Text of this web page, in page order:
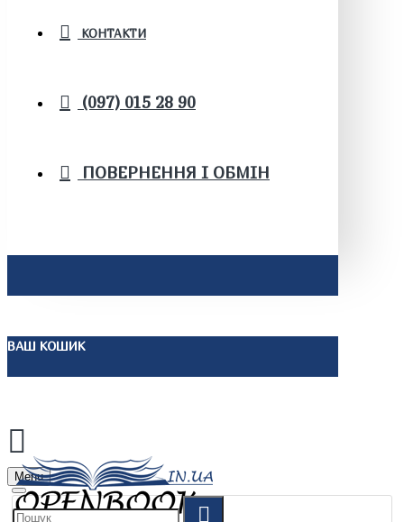
КОНТАКТИ
(097) 015 28 90
ПОВЕРНЕННЯ І ОБМІН
ВАШ КОШИК
Menu